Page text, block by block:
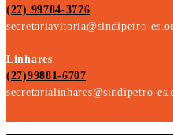
(27) 99784-3776
secretariavitoria@sindipetro-
Linhares
(27)99881-6707
secretarialinhares@sindipetro-